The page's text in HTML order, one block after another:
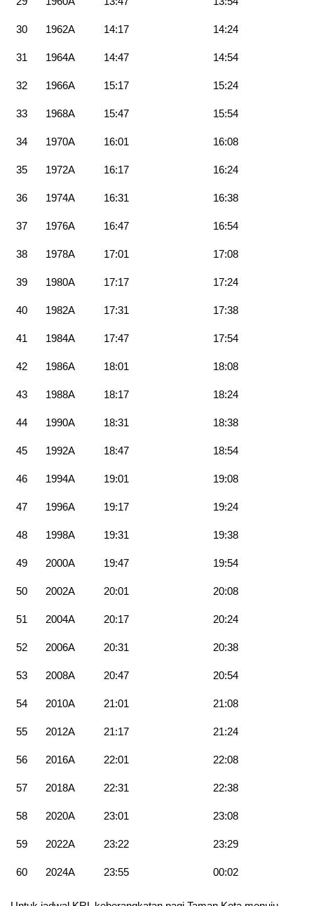
30 1962A 14:17 14:24
31 1964A 14:47 14:54
32 1966A 15:17 15:24
33 1968A 15:47 15:54
34 1970A 16:01 16:08
35 1972A 16:17 16:24
36 1974A 16:31 16:38
37 1976A 16:47 16:54
38 1978A 17:01 17:08
39 1980A 17:17 17:24
40 1982A 17:31 17:38
41 1984A 17:47 17:54
42 1986A 18:01 18:08
43 1988A 18:17 18:24
44 1990A 18:31 18:38
45 1992A 18:47 18:54
46 1994A 19:01 19:08
47 1996A 19:17 19:24
48 1998A 19:31 19:38
49 2000A 19:47 19:54
50 2002A 20:01 20:08
51 2004A 20:17 20:24
52 2006A 20:31 20:38
53 2008A 20:47 20:54
54 2010A 21:01 21:08
55 2012A 21:17 21:24
56 2016A 22:01 22:08
57 2018A 22:31 22:38
58 2020A 23:01 23:08
59 2022A 23:22 23:29
60 2024A 23:55 00:02